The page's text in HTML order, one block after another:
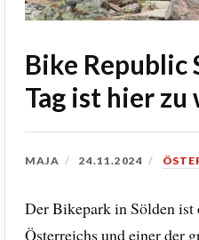
Bike Republic
Tag ist hier zu
MAJA 24.11.2024
Der Bikepark in Sölden ist
Österreichs und einer der